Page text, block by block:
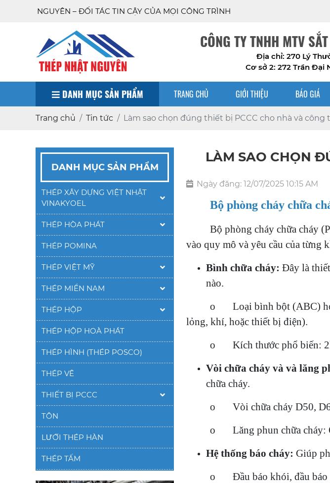
TÁC TIN CẬY CỦA MỌI CÔNG TRÌNH
CÔNG TY TNHH MTV
Địa chỉ: 270 Lý
Cơ sở 2: 272 Trần Đại
DANH MỤC SẢN PHẨM TRANG CHỦ GIỚI THIỆU BÁO GIÁ
Trang chủ Tin tức Làm sao chọn đúng thiết bị PCCC cho nhà và công
DANH MỤC SẢN PHẨM
THÉP XÂY DỰNG VIỆT NHẬT
VINAKYOEL
THÉP HÒA PHÁT
THÉP POMINA
THÉP VIỆT MỸ
THÉP MIỀN NAM
THÉP HỘP
THÉP HỘP HOÀ PHÁT
THÉP HÌNH (THÉP POSCO)
THÉP VÊ
THIẾT BỊ PCCC
TÔN
LƯỚI THÉP HÀN
THÉP TẤM
LÀM SAO CHỌN
Ngày đăng: 12/07/2025 10:15 AM
Bộ phòng cháy chữa
Bộ phòng cháy chữa cháy
vào quy mô và yêu cầu của từng
Bình chữa cháy: Đây là
nào.
o Loại bình bột (ABC)
lỏng, khí, hoặc thiết bị điện).
o Kích thước phổ biến:
Vòi chữa cháy và và lăng
chữa cháy.
o Vòi chữa cháy D50,
o Lăng phun chữa cháy:
Hệ thống báo cháy: Giúp
o Đầu báo khói, đầu báo